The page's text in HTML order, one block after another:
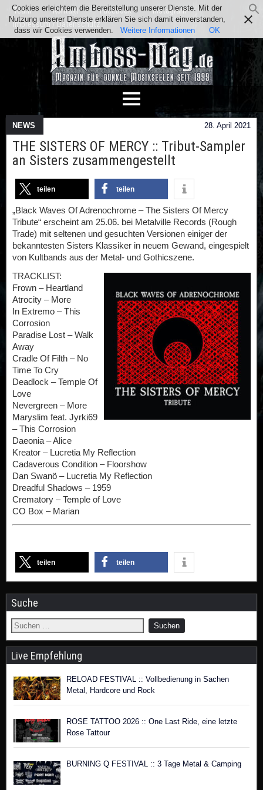
Team Kontakt Facebook
Instagram
Impressum / Datenschutz
NEWS 28. April 2021
THE SISTERS OF MERCY :: Tribut-Sampler
an Sisters zusammengestellt
teilen teilen
„Black Waves Of Adrenochrome – The Sisters Of Mercy
Tribute“ erscheint am 25.06. bei Metalville Records (Rough
Trade) mit seltenen und gesuchten Versionen einiger der
bekanntesten Sisters Klassiker in neuem Gewand, eingespielt
von Kultbands aus der Metal- und Gothicszene.
TRACKLIST:
Frown – Heartland
Atrocity – More
In Extremo – This
Corrosion
Paradise Lost – Walk
Away
Cradle Of Filth – No
Time To Cry
Deadlock – Temple Of
Love
Nevergreen – More
Maryslim feat. Jyrki69
– This Corrosion
Daeonia – Alice
Kreator – Lucretia My Reflection
Cadaverous Condition – Floorshow
Dan Swanö – Lucretia My Reflection
Dreadful Shadows – 1959
Crematory – Temple of Love
CO Box – Marian
teilen teilen
Suche
Live Empfehlung
RELOAD FESTIVAL :: Vollbedienung in Sachen
Metal, Hardcore und Rock
ROSE TATTOO 2026 :: One Last Ride, eine letzte
Rose Tattour
BURNING Q FESTIVAL :: 3 Tage Metal & Camping
Cookies erleichtern die Bereitstellung unserer Dienste. Mit der
Nutzung unserer Dienste erklären Sie sich damit einverstanden,
dass wir Cookies verwenden.
Weitere Informationen OK